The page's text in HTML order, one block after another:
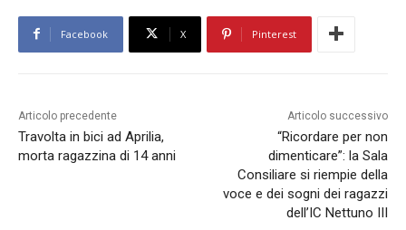
Facebook X Pinterest
Articolo precedente
Travolta in bici ad Aprilia,
morta ragazzina di 14 anni
Articolo successivo
“Ricordare per non
dimenticare”: la Sala
Consiliare si riempie della
voce e dei sogni dei ragazzi
dell’IC Nettuno III